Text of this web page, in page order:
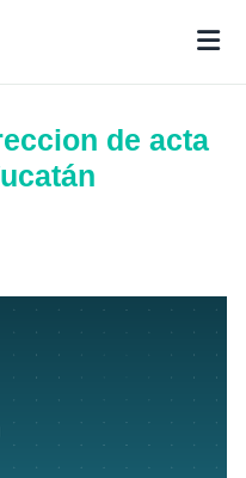
de acta